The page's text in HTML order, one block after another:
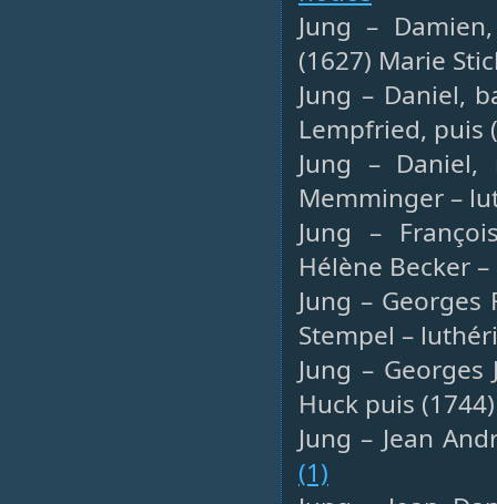
Jung –
(1627) Marie
Jung – Daniel,
Lempfried, puis
Jung – Daniel,
Memminger –
Jung –
Hélène Becker
Jung –
Stempel –
Jung –
Huck puis
Jung – Jean
(1)